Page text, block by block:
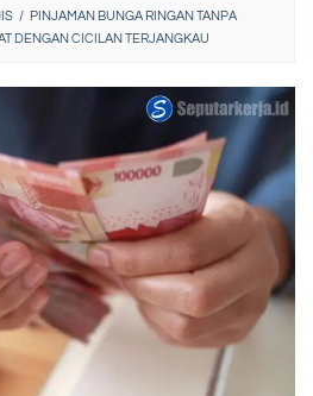
/ PINJAMAN BUNGA RINGAN TANPA
DENGAN CICILAN TERJANGKAU